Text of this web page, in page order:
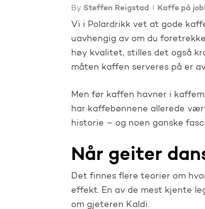
By Steffen Reigstad Kaffe på
Vi i Polardrikk vet at gode
uavhengig av om du
høy kvalitet, stilles det også
måten kaffen serveres på er
Men før kaffen havner i
har kaffebønnene allerede
historie – og noen ganske
Når geiter
Det finnes flere teorier om
effekt. En av de mest kjente
om gjeteren Kaldi.